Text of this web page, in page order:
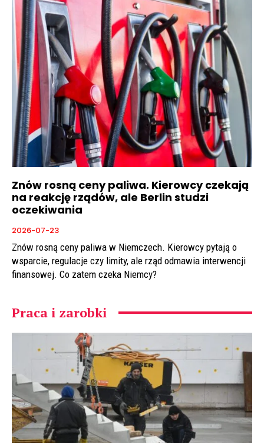
Znów rosną ceny paliwa. Kierowcy czekają
na reakcję rządów, ale Berlin studzi
oczekiwania
2026-07-23
Znów rosną ceny paliwa w Niemczech. Kierowcy pytają o
wsparcie, regulacje czy limity, ale rząd odmawia interwencji
finansowej. Co zatem czeka Niemcy?
Praca i zarobki